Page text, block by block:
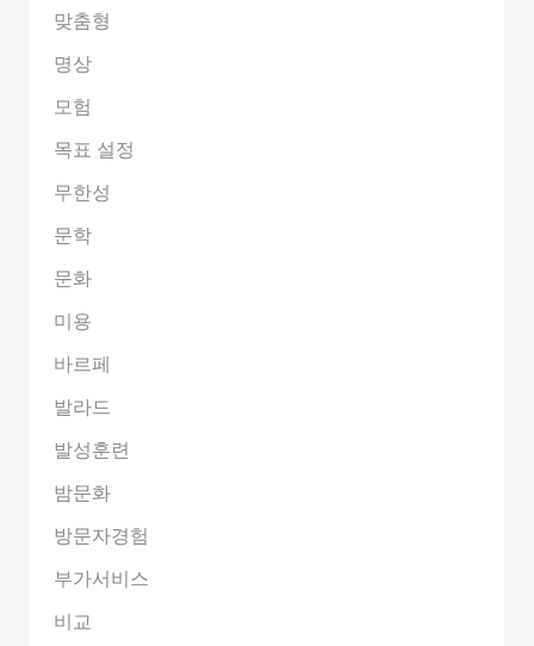
맞춤형
명상
모험
목표 설정
무한성
문학
문화
미용
바르페
발라드
발성훈련
밤문화
방문자경험
부가서비스
비교